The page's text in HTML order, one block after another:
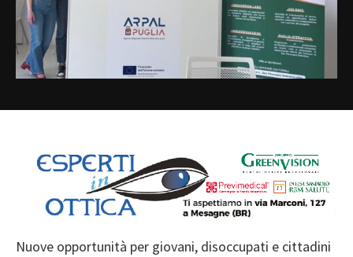
Nuove opportunità per giovani, disoccupati e cittadini